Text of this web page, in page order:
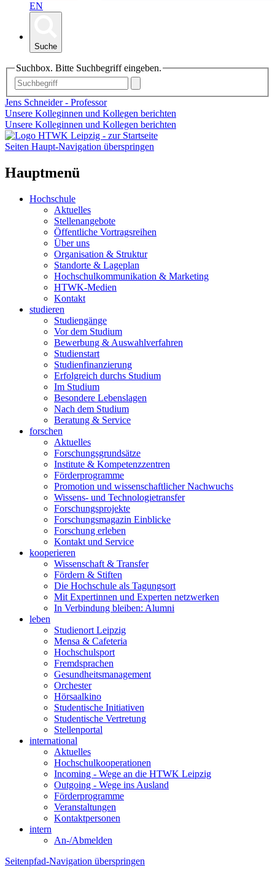
EN
Suche
Suchbox. Bitte Suchbegriff eingeben.
Jens Schneider - Professor
Unsere Kolleginnen und Kollegen berichten
Unsere Kolleginnen und Kollegen berichten
Seiten Haupt-Navigation überspringen
Hauptmenü
Hochschule
Aktuelles
Stellenangebote
Öffentliche Vortragsreihen
Über uns
Organisation & Struktur
Standorte & Lageplan
Hochschulkommunikation & Marketing
HTWK-Medien
Kontakt
studieren
Studiengänge
Vor dem Studium
Bewerbung & Auswahlverfahren
Studienstart
Studienfinanzierung
Erfolgreich durchs Studium
Im Studium
Besondere Lebenslagen
Nach dem Studium
Beratung & Service
forschen
Aktuelles
Forschungsgrundsätze
Institute & Kompetenzzentren
Förderprogramme
Promotion und wissenschaftlicher Nachwuchs
Wissens- und Technologietransfer
Forschungsprojekte
Forschungsmagazin Einblicke
Forschung erleben
Kontakt und Service
kooperieren
Wissenschaft & Transfer
Fördern & Stiften
Die Hochschule als Tagungsort
Mit Expertinnen und Experten netzwerken
In Verbindung bleiben: Alumni
leben
Studienort Leipzig
Mensa & Cafeteria
Hochschulsport
Fremdsprachen
Gesundheitsmanagement
Orchester
Hörsaalkino
Studentische Initiativen
Studentische Vertretung
Stellenportal
international
Aktuelles
Hochschulkooperationen
Incoming - Wege an die HTWK Leipzig
Outgoing - Wege ins Ausland
Förderprogramme
Veranstaltungen
Kontaktpersonen
intern
An-/Abmelden
Seitenpfad-Navigation überspringen